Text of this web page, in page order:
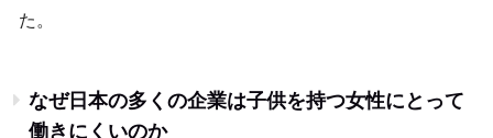
た。
なぜ日本の多くの企業は子供を持つ女性にとって
働きにくいのか